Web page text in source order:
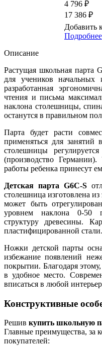
4 796 ₽
17 386 ₽
Добавить
Подробнее
Описание
Растущая школьная парта
для учеников начальных
разработанная
чтения и письма
наклона столешницы,
останутся в правильном
Парта будет расти
применяться для
столешницы
(производство Германии).
работы ребенка принесут
Детская парта G6C-S
столешница изготовлена
может быть
уровнем наклона 0-50
структуру древесины.
пластифицированной стали.
Ножки детской парты
избежание появлений
покрытии. Благодаря
в удобное место.
вписаться в любой
Конструктивные
Решив купить школьную
Главные преимущества, за
покупателей: